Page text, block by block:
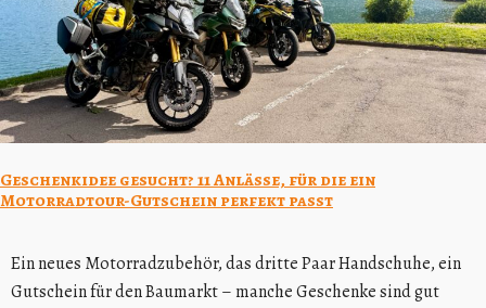
Geschenkidee gesucht? 11 Anlässe, für die ein
Motorradtour-Gutschein perfekt passt
Ein neues Motorradzubehör, das dritte Paar Handschuhe, ein
Gutschein für den Baumarkt – manche Geschenke sind gut